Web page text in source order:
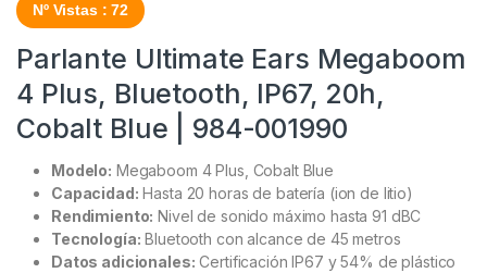
Nº Vistas : 72
Parlante Ultimate Ears Megaboom
4 Plus, Bluetooth, IP67, 20h,
Cobalt Blue | 984-001990
Modelo: Megaboom 4 Plus, Cobalt Blue
Capacidad: Hasta 20 horas de batería (ion de litio)
Rendimiento: Nivel de sonido máximo hasta 91 dBC
Tecnología: Bluetooth con alcance de 45 metros
Datos adicionales: Certificación IP67 y 54% de plástico